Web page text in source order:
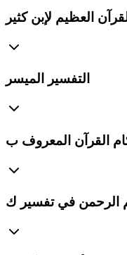
العظيم لإبن كثير
التفسير الميسر
القرآن المعروف ب
الرحمن في تفسير ك